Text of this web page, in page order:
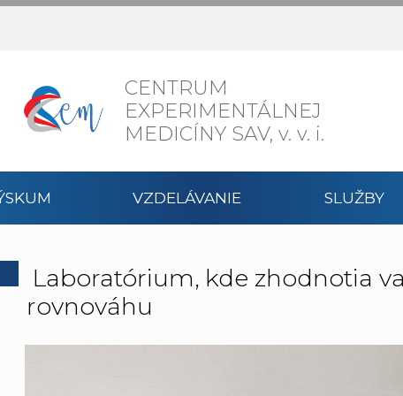
CENTRUM
EXPERIMENTÁLNEJ
MEDICÍNY SAV, v. v. i.
VZDELÁVANIE SLUŽBY
Laboratórium, kde zhodnotia
rovnováhu